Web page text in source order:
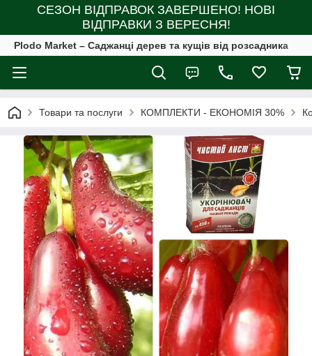
СЕЗОН ВІДПРАВОК ЗАВЕРШЕНО! НОВІ
ВІДПРАВКИ З ВЕРЕСНЯ!
Plodo Market – Саджанці дерев та кущів від розсадника
Товари та послуги КОМПЛЕКТИ - ЕКОНОМІЯ 30%